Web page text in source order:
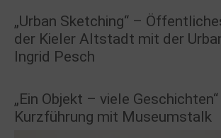
„Urban Sketching“ –
der Kieler Altstadt mit der
Ingrid Pesch
„Ein Objekt – viele
Kurzführung mit Museumstalk